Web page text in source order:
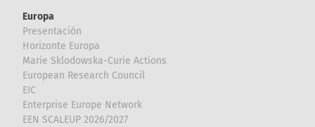
Europa
Presentación
Horizonte Europa
Marie Sklodowska-Curie Actions
European Research Council
EIC
Enterprise Europe Network
EEN SCALEUP 2026/2027